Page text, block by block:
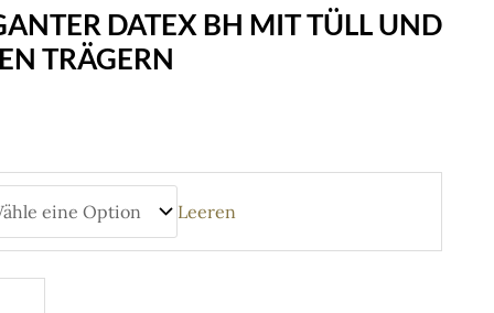
DATEX BH MIT TÜLL UND
TRÄGERN
Leeren